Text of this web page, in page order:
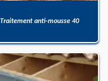
Traitement anti-mousse 40